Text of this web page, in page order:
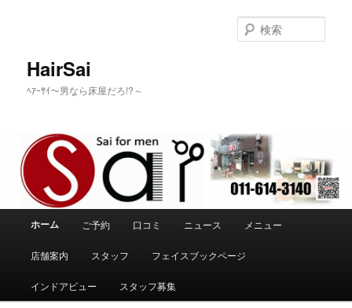
HairSai
ﾍｱｰｻｲ～男なら床屋だろ!?～
索
ュ
ホーム ご予約 口コミ ニュース メニュー
店舗案内 スタッフ フェイスブックページ
インドアビュー スタッフ募集